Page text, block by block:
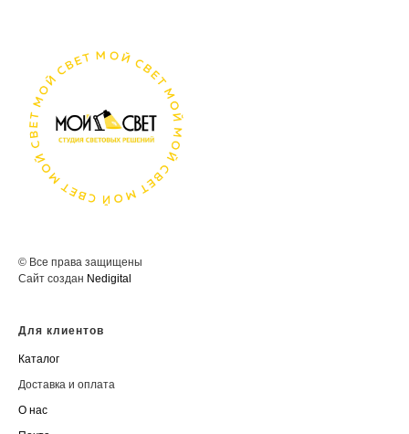
© Все права защищены
Сайт создан Nedigital
Для клиентов
Каталог
Доставка и оплата
О нас